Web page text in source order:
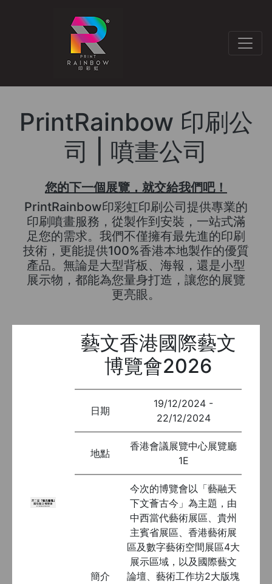
PrintRainbow 印刷公
司 | 噴畫公司
您的下一個展覽，就交給我們吧！
PrintRainbow印彩虹印刷公司提供專業的
印刷噴畫服務，從製作到安裝，一站式滿
足您的需求。我們不僅擁有最先進的印刷
技術，更能提供100%香港本地製作的優質
產品。無論是大型背板、海報，還是小型
展示物，都能為您量身打造，讓您的展覽
更亮眼。
藝文香港國際藝文
博覽會2026
日期
19/12/2024 -
22/12/2024
地點
香港會議展覽中心展覽廳
1E
簡介
今次的博覽會以「藝融天
下文薈古今」為主題，由
中西當代藝術展區、貴州
主賓省展區、香港藝術展
區及數字藝術空間展區4大
展示區域，以及國際藝文
論壇、藝術工作坊2大版塊